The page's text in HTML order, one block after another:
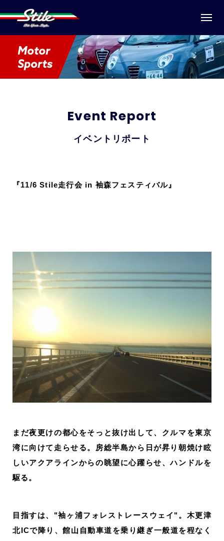
Event Report
イベントリポート
『11/6 Stile走行会 in 袖森フェスティバル』
まだ夜更けの都心をそっと抜け出して、クルマを東京
湾に向けて走らせる。房総半島から日が昇り朝焼け眩
しいアクアラインからの眺望に心躍らせ、ハンドルを
駆る。
目指すは、"袖ヶ浦フォレストレースウェイ"。木更津
北ICで降り、館山自動車道を乗り継ぎ一般道を程なく